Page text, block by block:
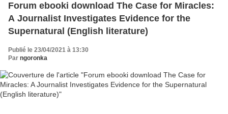
Forum ebooki download The Case for Miracles:
A Journalist Investigates Evidence for the
Supernatural (English literature)
Publié le 23/04/2021 à 13:30
Par ngoronka